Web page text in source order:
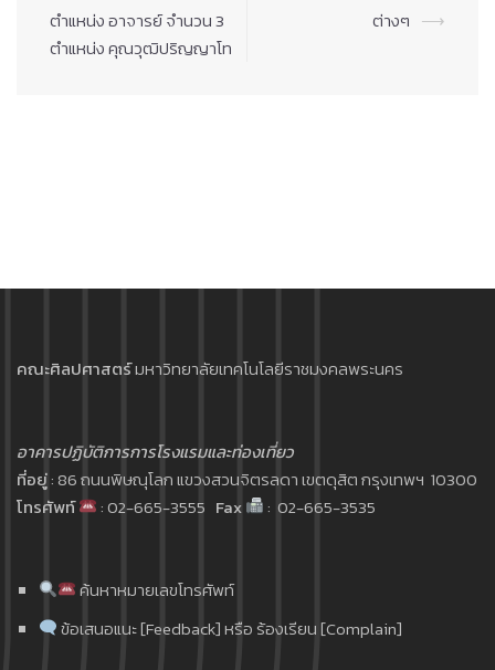
ตำแหน่ง อาจารย์ จำนวน 3
ตำแหน่ง คุณวุฒิปริญญาโท
ต่างๆ ⟶
คณะศิลปศาสตร์มหาวิทยาลัยเทคโนโลยีราชมงคลพระนคร
อาคารปฏิบัติการการโรงแรมและท่องเที่ยว
ที่อยู่: 86 ถนนพิษณุโลก แขวงสวนจิตรลดา เขตดุสิต กรุงเทพฯ 10300
โทรศัพท์
: 02-665-3555 Fax : 02-665-3535
ค้นหาหมายเลขโทรศัพท์
ข้อเสนอแนะ [Feedback] หรือ ร้องเรียน [Complain]